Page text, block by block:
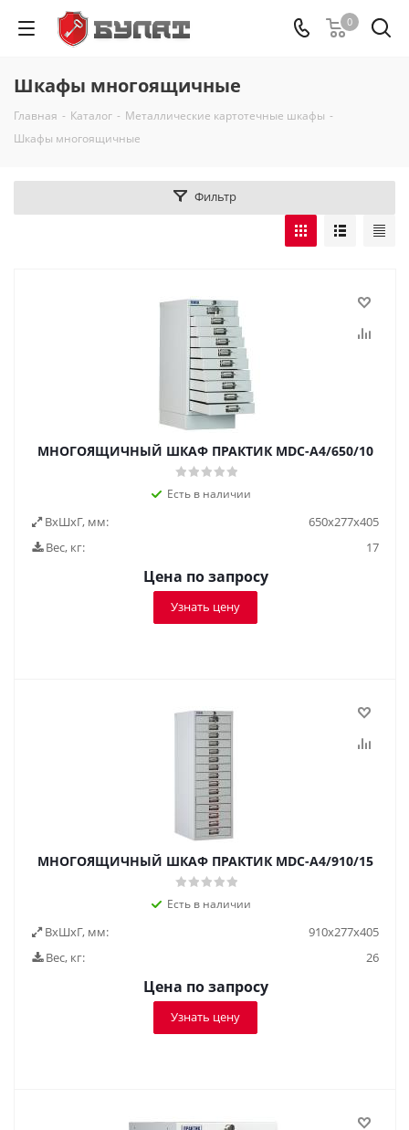
0
Шкафы многоящичные
Главная - Каталог - Металлические картотечные шкафы -
Шкафы многоящичные
Фильтр
МНОГОЯЩИЧНЫЙ ШКАФ ПРАКТИК MDC-A4/650/10
Есть в наличии
ВxШxГ, мм:
650x277x405
Вес, кг:
17
Цена по запросу
Узнать цену
МНОГОЯЩИЧНЫЙ ШКАФ ПРАКТИК MDC-A4/910/15
Есть в наличии
ВxШxГ, мм:
910x277x405
Вес, кг:
26
Цена по запросу
Узнать цену